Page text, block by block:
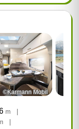
©Karmann Mobil
m